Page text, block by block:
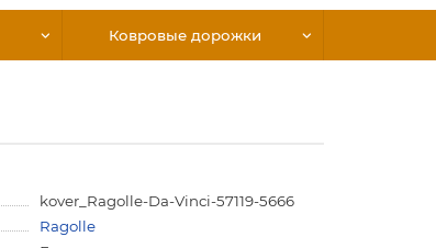
Ковровые дорожки
kover_Ragolle-Da-Vinci-57119-5666
Ragolle